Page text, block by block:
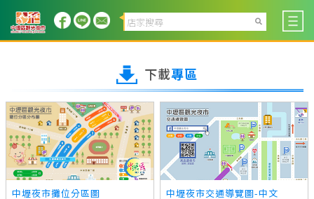
下載專區
中壢夜市攤位分區圖 中壢夜市交通導覽圖-中文